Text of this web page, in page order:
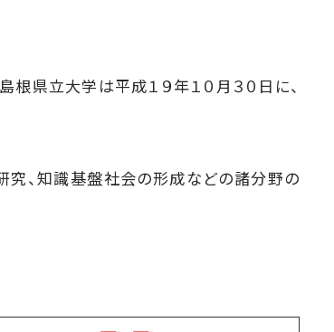
県立大学は平成１９年１０月３０日に、
究、知識基盤社会の形成などの諸分野の